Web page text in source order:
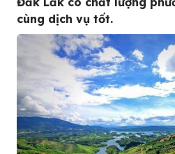
cùng dịch vụ tốt.